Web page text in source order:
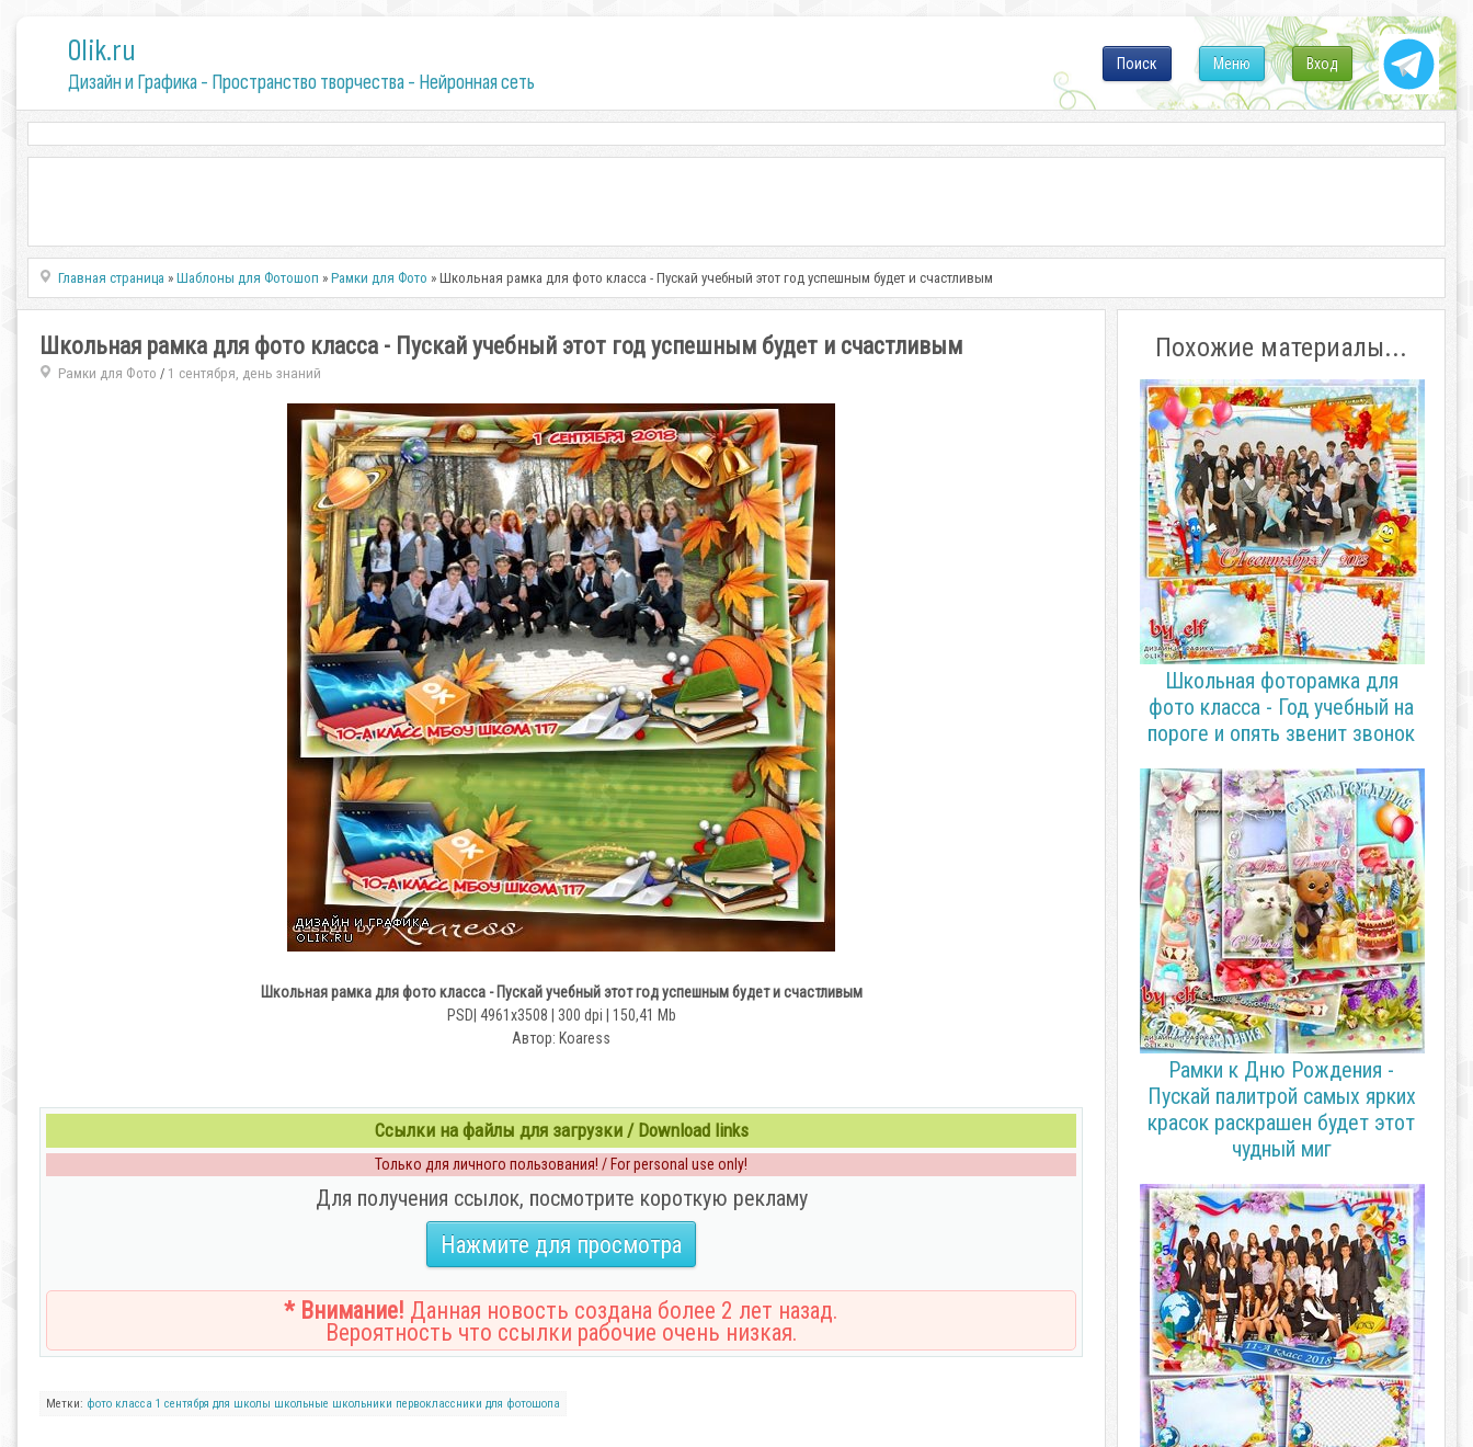
0lik.ru
Дизайн и Графика - Пространство творчества - Нейронная сеть
Вход
Меню
Поиск
Главная страница »Шаблоны для Фотошоп »Рамки для Фото » Школьная рамка для фото класса - Пускай учебный этот год успешным будет и счастливым
Школьная рамка для фото класса - Пускай учебный этот год успешным будет и счастливым
Рамки для Фото / 1 сентября, день знаний
Школьная рамка для фото класса - Пускай учебный этот год успешным будет и счастливым
PSD| 4961x3508 | 300 dpi | 150,41 Mb
Автор: Koaress
Ссылки на файлы для загрузки / Download links
Только для личного пользования! / For personal use only!
Для получения ссылок, посмотрите короткую рекламу
Нажмите для просмотра
* Внимание! Данная новость создана более 2 лет назад.
Вероятность что ссылки рабочие очень низкая.
Метки: фото класса 1 сентября для школы школьные школьники первоклассники для фотошопа
Похожие материалы...
Школьная фоторамка для
фото класса - Год учебный на
пороге и опять звенит звонок
Рамки к Дню Рождения -
Пускай палитрой самых ярких
красок раскрашен будет этот
чудный миг